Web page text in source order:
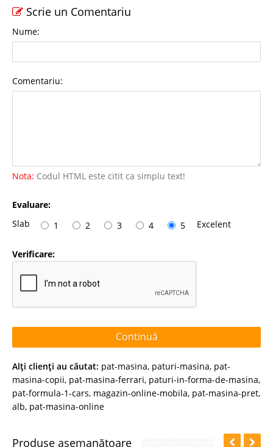
Scrie un Comentariu
Nume:
Comentariu:
Nota: Codul HTML este citit ca simplu text!
Evaluare:
Slab
1 2 3 4 5 Excelent
Verificare:
Continuă
Alţi clienţi au căutat: pat-masina, paturi-masina, pat-
masina-copii, pat-masina-ferrari, paturi-in-forma-de-masina,
pat-formula-1-cars, magazin-online-mobila, pat-masina-pret,
alb, pat-masina-online
Produse asemanătoare